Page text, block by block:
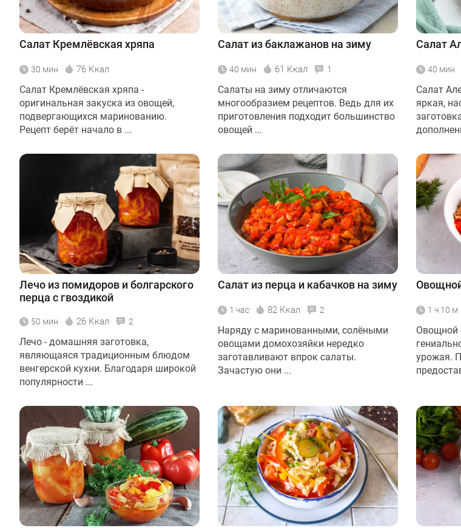
Салат Кремлёвская хряпа
30 мин 76 Ккал
Салат Кремлёвская хряпа -
оригинальная закуска из овощей,
подвергающихся маринованию.
Рецепт берёт начало в ...
Салат из баклажанов на зиму
40 мин 61 Ккал 1
Салаты на зиму отличаются
многообразием рецептов. Ведь для их
приготовления подходит большинство
овощей ...
Салат
40 мин
Салат
яркая,
Лечо из помидоров и болгарского
перца с гвоздикой
50 мин 26 Ккал 2
Лечо - домашняя заготовка,
являющаяся традиционным блюдом
венгерской кухни. Благодаря широкой
популярности ...
Салат из перца и кабачков на зиму
1 час 82 Ккал 2
Наряду с маринованными, солёными
овощами домохозяйки нередко
заготавливают впрок салаты.
Зачастую они ...
1 ч 10 м
Овощной
урожая.